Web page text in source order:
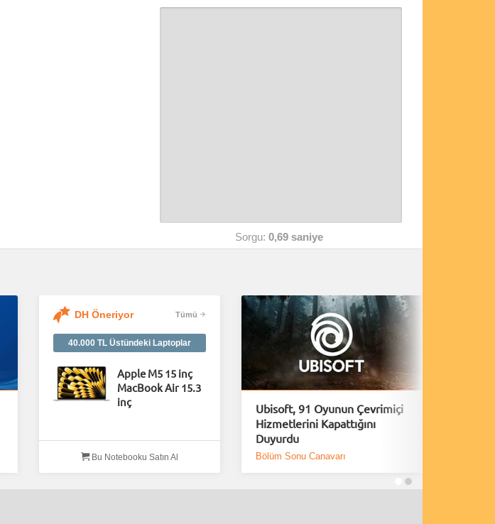
Sorgu: 0,69 saniye
DH Öneriyor Tümü
40.000 TL Üstündeki Laptoplar
Apple M5 15 inç
MacBook Air 15.3
inç
Bu Notebooku Satın Al
Ubisoft, 91 Oyunun Çevrimiçi
Hizmetlerini Kapattığını
Duyurdu
Bölüm Sonu Canavarı